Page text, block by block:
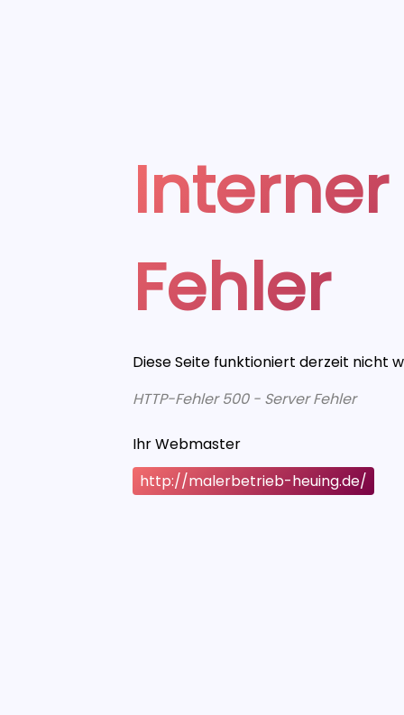
Fehler
Diese Seite funktioniert derzeit nicht
HTTP-Fehler 500 - Server Fehler
Ihr Webmaster
http://malerbetrieb-heuing.de/